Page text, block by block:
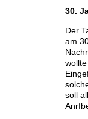
30.
Der
am
soll